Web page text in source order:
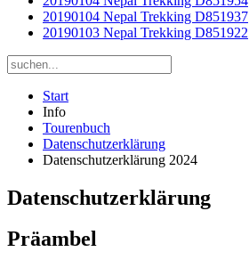
20190104 Nepal Trekking D851937
20190103 Nepal Trekking D851922
Start
Info
Tourenbuch
Datenschutzerklärung
Datenschutzerklärung 2024
Datenschutzerklärung
Präambel